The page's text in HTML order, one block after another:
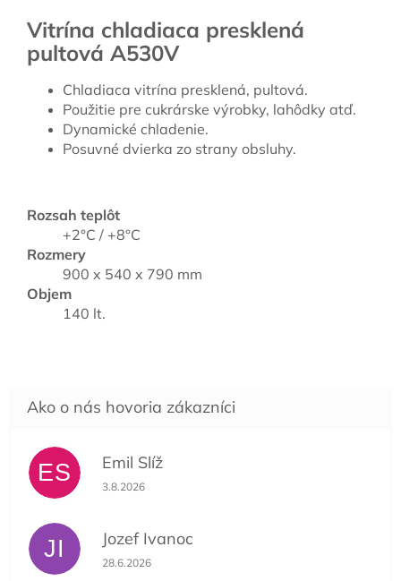
Vitrína chladiaca presklená
pultová A530V
Chladiaca vitrína presklená, pultová.
Použitie pre cukrárske výrobky, lahôdky atď.
Dynamické chladenie.
Posuvné dvierka zo strany obsluhy.
Rozsah teplôt
+2°C / +8°C
Rozmery
900 x 540 x 790 mm
Objem
140 lt.
ES Emil Slíž
Hodnotenie obchodu je 5 z 5 hviezdičiek.
3.8.2026
JI Jozef Ivanoc
Hodnotenie obchodu je 5 z 5 hviezdičiek.
28.6.2026